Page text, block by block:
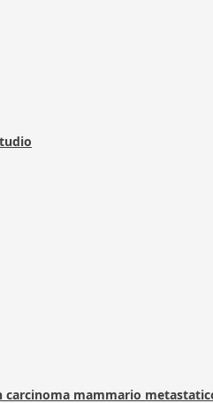
mammario